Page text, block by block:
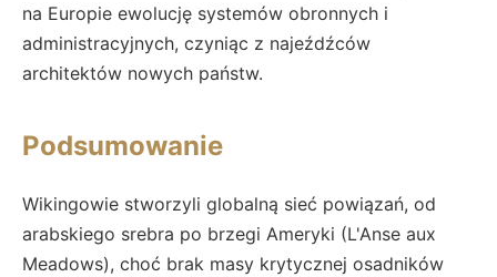
na Europie ewolucję systemów obronnych i
administracyjnych, czyniąc z najeźdźców
architektów nowych państw.
Podsumowanie
Wikingowie stworzyli globalną sieć powiązań, od
arabskiego srebra po brzegi Ameryki (L'Anse aux
Meadows), choć brak masy krytycznej osadników